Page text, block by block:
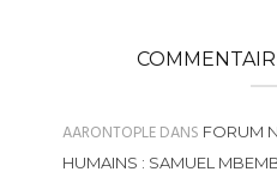
AARONTOPLEDANS FORUM
HUMAINS : SAMUEL